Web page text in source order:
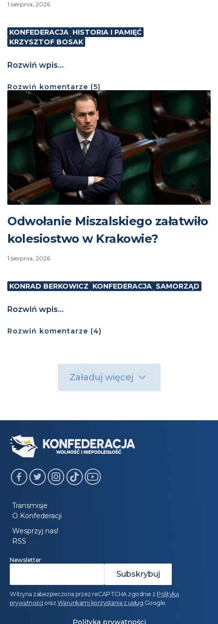
1 sierpnia, 2026
KONFEDERACJA HISTORIA I PAMIĘĆ
KRZYSZTOF BOSAK
Rozwiń wpis...
Rozwiń komentarze (5)
Odwołanie Miszalskiego załatwiło
kolesiostwo w Krakowie?
1 sierpnia, 2026
KONRAD BERKOWICZ KONFEDERACJA SAMORZĄD
Rozwiń wpis...
Rozwiń komentarze (4)
Załaduj więcej
Transmisje
O Konfederacji
Wesprzyj nas!
RSS
Newsletter
Witryna zabezpieczona przez reCAPTCHA zgodnie z Polityką
prywatności oraz Warunkami korzystania z usług Google.